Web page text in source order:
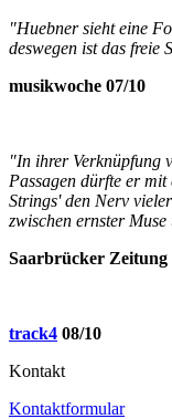
"Huebner sieht eine
deswegen ist das freie
musikwoche 07/10
"In ihrer Verknüpfung
Passagen dürfte er
Strings' den Nerv
zwischen ernster
Saarbrücker Zeitung
track4 08/10
Kontakt
Kontaktformular